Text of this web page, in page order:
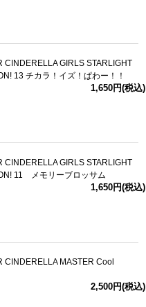
CINDERELLA GIRLS STARLIGHT
13 チカラ！イズ！ぱわー！！
1,650円(税込)
CINDERELLA GIRLS STARLIGHT
11 メモリーブロッサム
1,650円(税込)
CINDERELLA MASTER Cool
2,500円(税込)